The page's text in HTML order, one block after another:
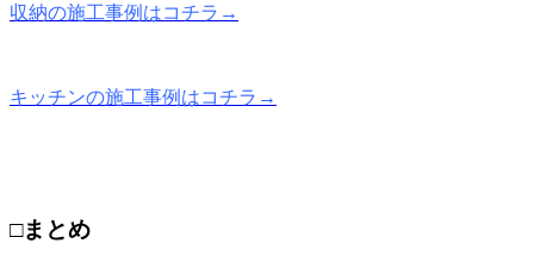
収納の施工事例はコチラ→
キッチンの施工事例はコチラ→
□まとめ